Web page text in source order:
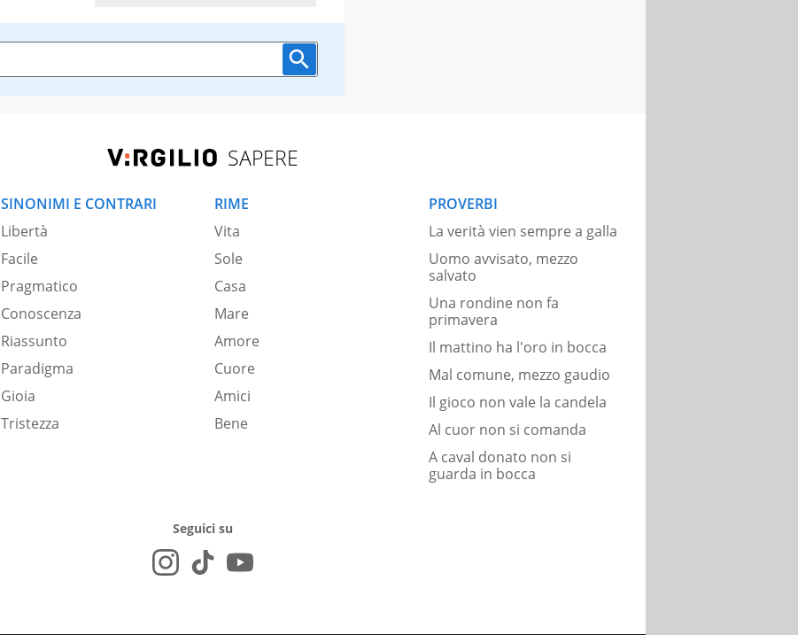
SAPERE
SINONIMI E CONTRARI
Libertà
Facile
Pragmatico
Conoscenza
Riassunto
Paradigma
Gioia
Tristezza
RIME
Vita
Sole
Casa
Mare
Amore
Cuore
Amici
Bene
PROVERBI
La verità vien sempre a galla
Uomo avvisato, mezzo
salvato
Una rondine non fa
primavera
Il mattino ha l'oro in bocca
Mal comune, mezzo gaudio
Il gioco non vale la candela
Al cuor non si comanda
A caval donato non si
guarda in bocca
Seguici su